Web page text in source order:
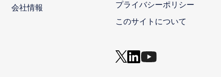
会社情報
プライバシーポリシー
このサイトについて